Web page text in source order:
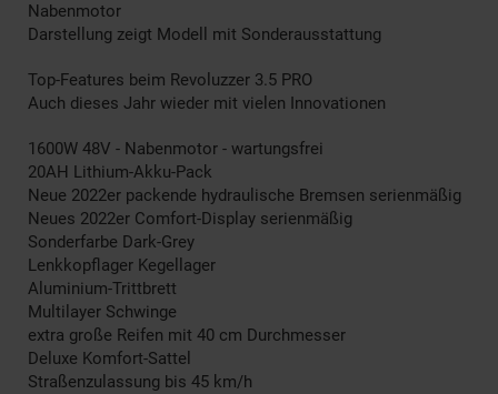
Nabenmotor
Darstellung zeigt Modell mit Sonderausstattung
Top-Features beim Revoluzzer 3.5 PRO
Auch dieses Jahr wieder mit vielen Innovationen
1600W 48V - Nabenmotor - wartungsfrei
20AH Lithium-Akku-Pack
Neue 2022er packende hydraulische Bremsen serienmäßig
Neues 2022er Comfort-Display serienmäßig
Sonderfarbe Dark-Grey
Lenkkopflager Kegellager
Aluminium-Trittbrett
Multilayer Schwinge
extra große Reifen mit 40 cm Durchmesser
Deluxe Komfort-Sattel
Straßenzulassung bis 45 km/h